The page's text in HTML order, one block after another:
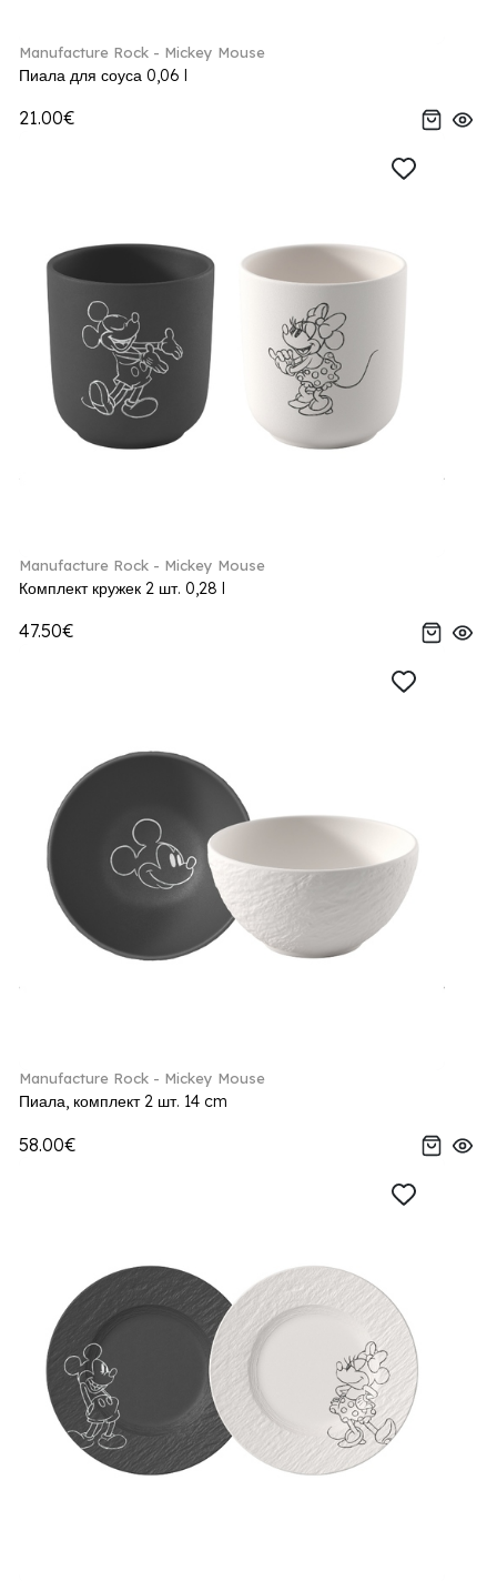
Manufacture Rock - Mickey Mouse
Пиала для соуса 0,06 l
21.00€
Manufacture Rock - Mickey Mouse
Комплект кружек 2 шт. 0,28 l
47.50€
Manufacture Rock - Mickey Mouse
Пиала, комплект 2 шт. 14 cm
58.00€